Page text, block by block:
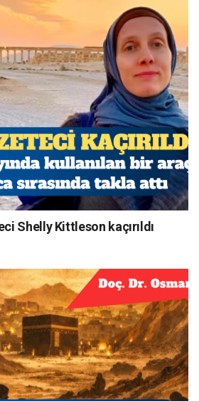
Shelly Kittleson kaçırıldı